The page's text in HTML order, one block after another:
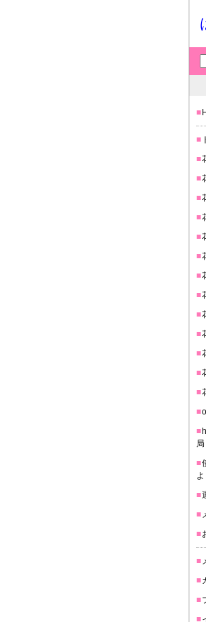
■
■
■
■
■
■
■
■
■
■
■
■
■
■
■
■
■
局
■
■
■
■
■
■
■
■